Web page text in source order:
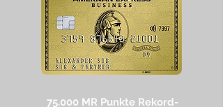
75.000 MR Punkte Rekord-